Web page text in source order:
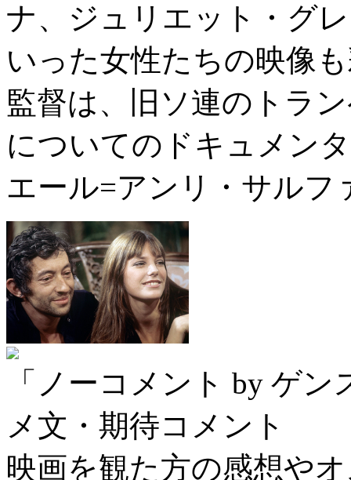
ナ、ジュリエット・グ
いった女性たちの映像
監督は、旧ソ連のトラ
についてのドキュメン
エール=アンリ・サルフ
「ノーコメント by ゲ
メ文・期待コメント
映画を観た方の感想や